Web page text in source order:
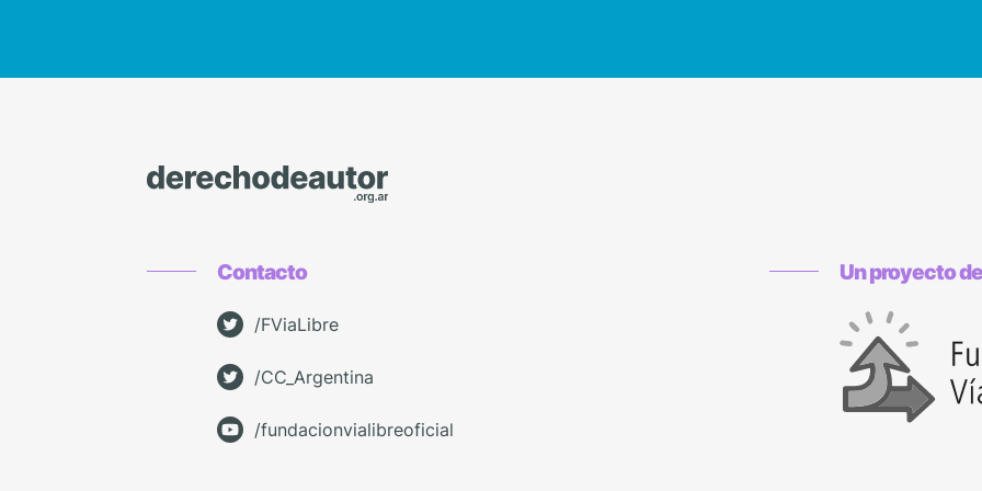
Contacto
/FViaLibre
/CC_Argentina
/fundacionvialibreoficial
Un proyecto de